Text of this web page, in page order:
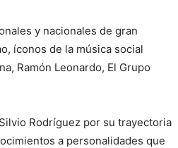
y nacionales de gran
íconos de la música social
Ramón Leonardo, El Grupo
Rodríguez por su trayectoria
a personalidades que